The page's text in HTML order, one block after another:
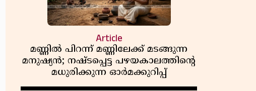
Article
മണ്ണിൽ പിറന്ന് മണ്ണിലേക്ക് മടങ്ങുന്ന
മനുഷ്യൻ; നഷ്ടപ്പെട്ട പഴയകാലത്തിൻ്റെ
മധുരിക്കുന്ന ഓർമക്കുറിപ്പ്